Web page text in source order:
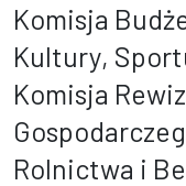
Komisja
Kultury,
Komisja
Rolnictwa i